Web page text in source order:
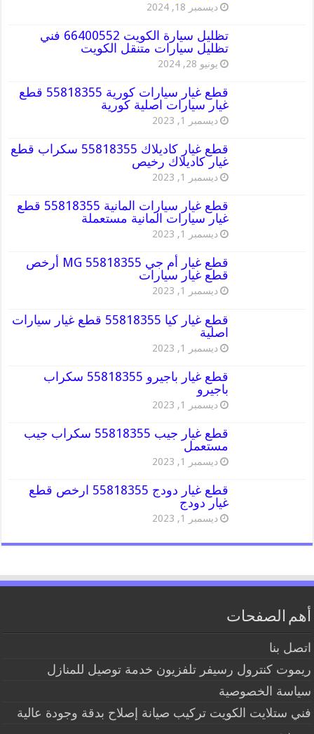
ديسمبر 18, 2024
تظليل سيارة الكويت 66400552 فني
تظليل سيارات متنقل الكويت
يونيو 28, 2024
قطع غيار سيارات كورية 55818355 قطع
غيار سيارات اصلية كورية
ديسمبر 1, 2023
قطع غيار كاديلاك 55818355 سكراب قطع
غيار كاديلاك رخيص
ديسمبر 1, 2023
قطع غيار سيارات المانية 55818355 قطع
غيار سيارات المانية مستعملة
ديسمبر 1, 2023
قطع غيار أم جي MG 55818355 أرخص
قطع غيار سيارات
ديسمبر 1, 2023
قطع غيار كيا 55818355 قطع غيار سيارات
اصلية
ديسمبر 1, 2023
قطع غيار باجيرو 55818355 سكراب
باجيرو
ديسمبر 1, 2023
قطع غيار جيب 55818355 سكراب جيب
مستعمل
ديسمبر 1, 2023
قطع غيار دودج 55818355 ارخص قطع
غيار دودج
ديسمبر 1, 2023
أهم الصفحات
اتصل بنا
ريموت كنترول رسيفر تلفزيون خدمة توصيل للمنازل
سياسة الخصوصية
فني ستلايت الكويت تركيب صيانة إصلاح بدقة وجودة عالية